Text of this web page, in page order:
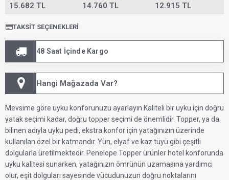
15.682 TL 14.760 TL 12.915 TL
TAKSIT SEÇENEKLERI
48 Saat İçinde Kargo
Hangi Mağazada Var?
Mevsime göre uyku konforunuzu ayarlayın Kaliteli bir uyku için doğru
yatak seçimi kadar, doğru topper seçimi de önemlidir. Topper, ya da
bilinen adıyla uyku pedi, ekstra konfor için yatağınızın üzerinde
kullanılan özel bir katmandır. Yün, elyaf ve kaz tüyü gibi çeşitli
dolgularla üretilmektedir. Penelope Topper ürünler hotel konforunda
uyku kalitesi sunarken, yatağınızın ömrünün uzamasına yardımcı
olur, eşit dolguları sayesinde vücudunuzun doğru noktalarını